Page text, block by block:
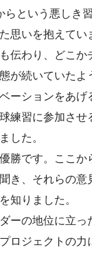
らという悪しき
思いを抱えてい
伝わり、どこか
が続いていたよ
ーションをあげ
練習に参加させ
した。
勝です。ここか
き、それらの意
知りました。
ーの地位に立っ
ロジェクトの力